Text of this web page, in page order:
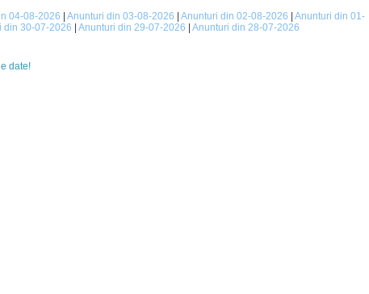
04-08-2026 Anunturi din 03-08-2026 Anunturi din 02-08-2026
Anunturi din 01-
din 30-07-2026 Anunturi din 29-07-2026 Anunturi din 28-07-2026
date!